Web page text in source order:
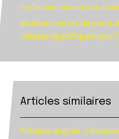
t-elle une couverture
Modèle contrat de
clauses spécifiques pour
Articles similaires
Potasse engrais :